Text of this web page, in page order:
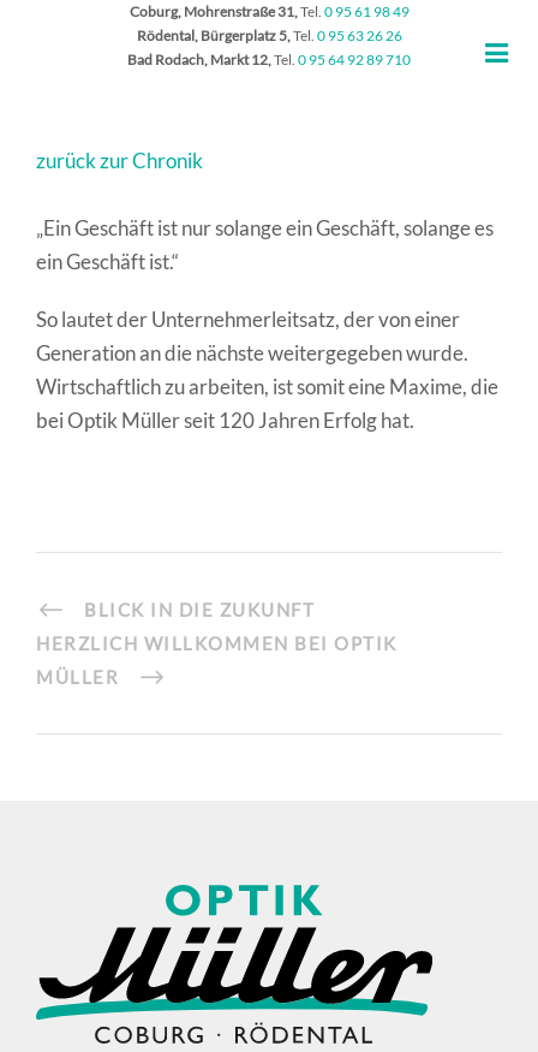
Coburg, Mohrenstraße 31,Tel. 0 95 61 98 49
Rödental, Bürgerplatz 5,Tel. 0 95 63 26 26
Bad Rodach, Markt 12,Tel. 0 95 64 92 89 710
zurück zur Chronik
„Ein Geschäft ist nur solange ein Geschäft, solange es
ein Geschäft ist.“
So lautet der Unternehmerleitsatz, der von einer
Generation an die nächste weitergegeben wurde.
Wirtschaftlich zu arbeiten, ist somit eine Maxime, die
bei Optik Müller seit 120 Jahren Erfolg hat.
BLICK IN DIE ZUKUNFT
HERZLICH WILLKOMMEN BEI OPTIK
MÜLLER